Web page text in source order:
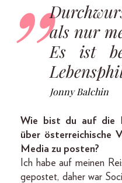
als nur
Es ist
Jonny Balchin
Wie bist du auf die
über österreichische
Media zu posten?
Ich habe auf meinen
gepostet, daher war